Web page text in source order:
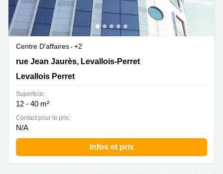
Centre D'affaires
+2
120 rue Jean Jaurès, Levallois-Perret, Levallois Perret
rue Jean Jaurès, Levallois-Perret
Levallois Perret
Superficie:
12 - 40 m²
Contact pour le prix:
N/A
Infos et prix